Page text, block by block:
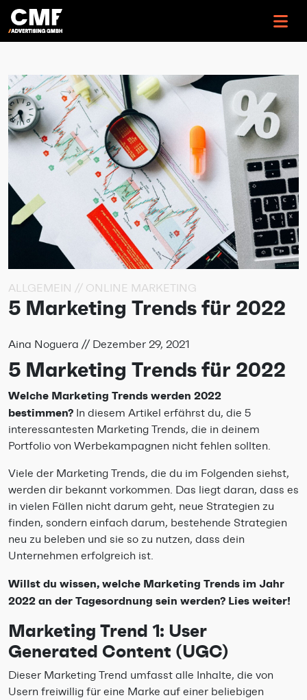
ALLGEMEIN // ONLINE MARKETING
5 Marketing Trends für 2022
Aina Noguera // Dezember 29, 2021
5 Marketing Trends für 2022
Welche Marketing Trends werden 2022
bestimmen? In diesem Artikel erfährst du, die 5
interessantesten Marketing Trends, die in deinem
Portfolio von Werbekampagnen nicht fehlen sollten.
Viele der Marketing Trends, die du im Folgenden siehst,
werden dir bekannt vorkommen. Das liegt daran, dass es
in vielen Fällen nicht darum geht, neue Strategien zu
finden, sondern einfach darum, bestehende Strategien
neu zu beleben und sie so zu nutzen, dass dein
Unternehmen erfolgreich ist.
Willst du wissen, welche Marketing Trends im Jahr
2022 an der Tagesordnung sein werden? Lies weiter!
Marketing Trend 1: User
Generated Content (UGC)
Dieser Marketing Trend umfasst alle Inhalte, die von
Usern freiwillig für eine Marke auf einer beliebigen